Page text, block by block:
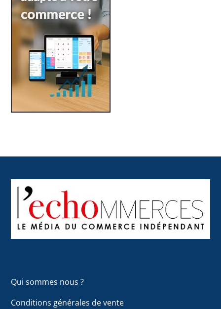
To
Top
Qui sommes nous ?
Conditions générales de vente